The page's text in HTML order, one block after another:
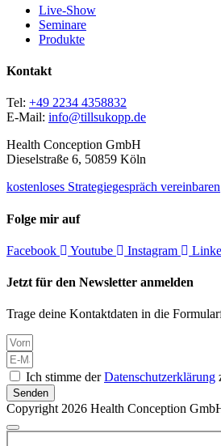
Live-Show
Seminare
Produkte
Kontakt
Tel: +49 2234 4358832
E-Mail: info@tillsukopp.de
Health Conception GmbH
Dieselstraße 6, 50859 Köln
kostenloses Strategiegespräch vereinbaren
Folge mir auf
Facebook Youtube Instagram
Jetzt für den Newsletter anmelden
Trage deine Kontaktdaten in die
Ich stimme derDatenschutzerklärung
Senden
Copyright 2026 Health Conception